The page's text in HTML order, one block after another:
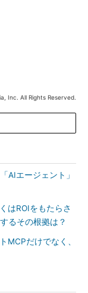
Inc. All Rights Reserved.
AIエージェント」
はROIをもたらさ
るその根拠は？
だけでなく、